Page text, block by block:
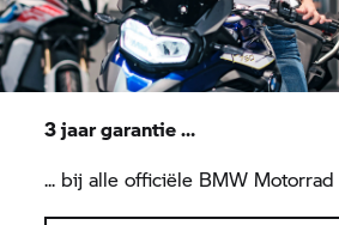
3 jaargarantie…
... bij alle officiële BMW Motorrad